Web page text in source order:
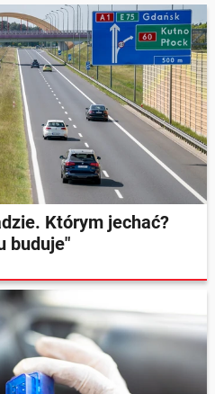
Którym jechać?
buduje"